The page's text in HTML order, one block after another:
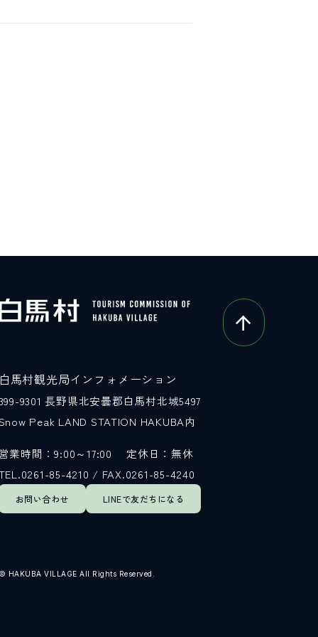
お問い合わせ LINEで友だちになる
馬村観光局インフォメーション
9301 長野県北安曇郡白馬村北城5497
Peak LAND STATION HAKUBA内
業時間：9:00～17:00
定休日：無休
85-4210 / FAX.0261-85-4240
HAKUBA VILLAGE All Rights Reserved.